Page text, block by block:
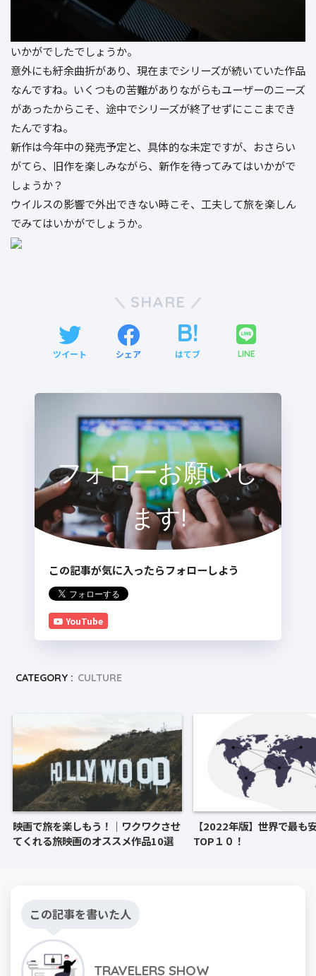
いかがでしたでしょうか。
意外にも紆余曲折があり、現在までシリーズが続いていた作品
なんですね。いくつもの苦難がありながらもユーザーのニーズ
があったからこそ、途中でシリーズが終了せずにここまでき
たんですね。
新作は今年中の発売予定と、具体的な未定ですが、おさらい
がてら、旧作を楽しみながら、新作を待ってみてはいかがで
しょうか？
ウイルスの影響で外出できない時こそ、工夫して旅を楽しん
でみてはいかがでしょうか。
SHARE
ツイート シェア はてブ LINE
フォローお願いし
ます!
この記事が気に入ったらフォローしよう
YouTube
CATEGORY : CULTURE
映画で旅を楽しもう！｜ワクワクさせ
てくれる旅映画のオススメ作品10選
【2022年版】世界で最も
TOP１０！
この記事を書いた人
TRAVELERS SHOW